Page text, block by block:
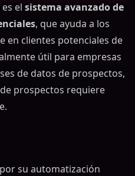
el sistema avanzado de
, que ayuda a los
en clientes potenciales de
útil para empresas
de datos de prospectos,
prospectos requiere
su automatización